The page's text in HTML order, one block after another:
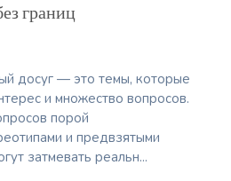
границ
досуг — это темы, которые
и множество вопросов.
порой
и предвзятыми
затмевать реальн...